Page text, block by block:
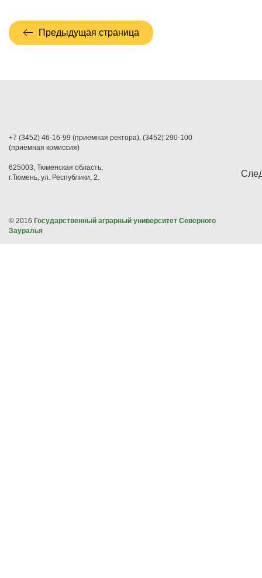
Предыдущая страница
+7 (3452) 46-16-99 (приемная ректора), (3452) 290-100
(приёмная комиссия)
625003, Тюменская область,
г.Тюмень, ул. Республики, 2.
© 2016 Государственный аграрный университет Северного
Зауралья